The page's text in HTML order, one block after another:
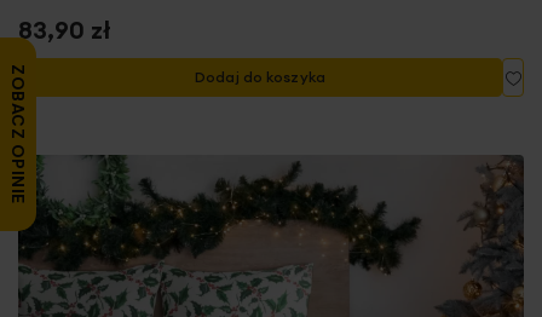
83,90 zł
Dodaj do koszyka
ZOBACZ OPINIE